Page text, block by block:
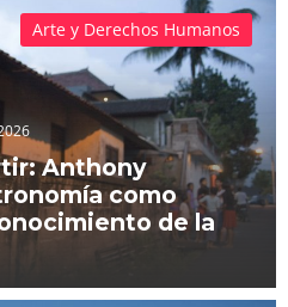
Anthony
como
de la
Arte y Derechos Humanos